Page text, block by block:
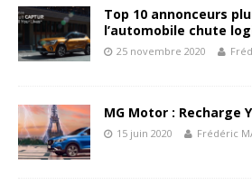
Top 10 annonceurs
l’automobile chute
25 novembre 2020
MG Motor : Recharge
15 juin 2020 Frédéric